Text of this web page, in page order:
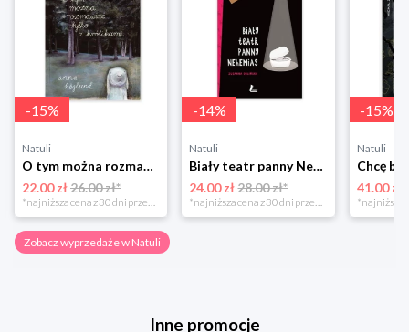
-15%
Natuli
O tym można rozmawiać tylko z królikami Zakamarki
22.00 zł26.00 zł*
*najniższa cena z 30 dni przed obniżką
-14%
Natuli
Biały teatr panny Nehemias
24.00 zł 28.00 zł*
*najniższa cena z 30 dni przed obniżką
-15%
Natuli
41.00 zł
Zobacz wyprzedaże w Natuli
Inne promocje